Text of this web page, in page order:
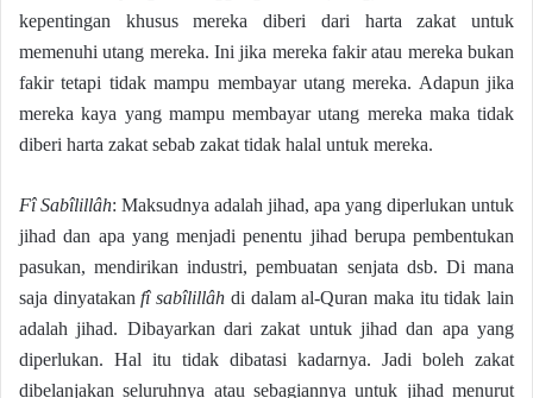
kepentingan khusus mereka diberi dari harta zakat untuk
memenuhi utang mereka. Ini jika mereka fakir atau mereka bukan
fakir tetapi tidak mampu membayar utang mereka. Adapun jika
mereka kaya yang mampu membayar utang mereka maka tidak
diberi harta zakat sebab zakat tidak halal untuk mereka.
Fî Sabîlillâh: Maksudnya adalah jihad, apa yang diperlukan untuk
jihad dan apa yang menjadi penentu jihad berupa pembentukan
pasukan, mendirikan industri, pembuatan senjata dsb. Di mana
saja dinyatakanfî sabîlillâh di dalam al-Quran maka itu tidak lain
adalah jihad. Dibayarkan dari zakat untuk jihad dan apa yang
diperlukan. Hal itu tidak dibatasi kadarnya. Jadi boleh zakat
dibelanjakan seluruhnya atau sebagiannya untuk jihad menurut